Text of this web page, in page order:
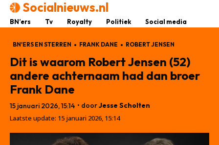
Socialnieuws.nl
BN’ers Tv Royalty Politiek Social media
BN'ERS EN STERREN FRANK DANE ROBERT JENSEN
Dit is waarom Robert Jensen (52)
andere achternaam had dan broer
Frank Dane
15 januari 2026, 15:14 • doorJesse Scholten
Laatste update: 15 januari 2026, 15:14